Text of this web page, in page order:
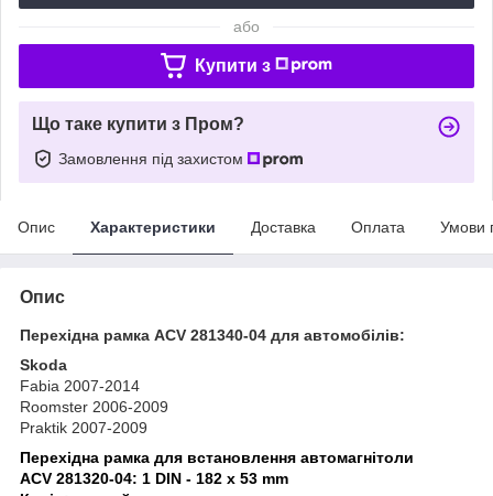
або
Купити з
Що таке купити з Пром?
Замовлення під захистом
Опис Характеристики Доставка Оплата Умови
Опис
Перехідна рамка ACV 281340-04 для автомобілів:
Skoda
Fabia 2007-2014
Roomster 2006-2009
Praktik 2007-2009
Перехідна рамка для встановлення автомагнітоли
ACV 281320-04: 1 DIN - 182 x 53 mm